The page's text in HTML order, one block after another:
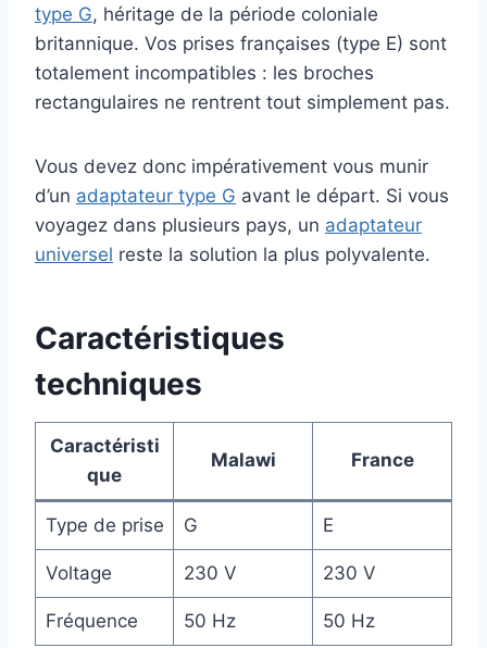
type G, héritage de la période coloniale
britannique. Vos prises françaises (type E) sont
totalement incompatibles : les broches
rectangulaires ne rentrent tout simplement pas.
Vous devez donc impérativement vous munir
d’un adaptateur type G avant le départ. Si vous
voyagez dans plusieurs pays, un adaptateur
universel reste la solution la plus polyvalente.
Caractéristiques
techniques
Caractéristi
que
Malawi France
Type de prise G E
Voltage 230 V 230 V
Fréquence 50 Hz 50 Hz